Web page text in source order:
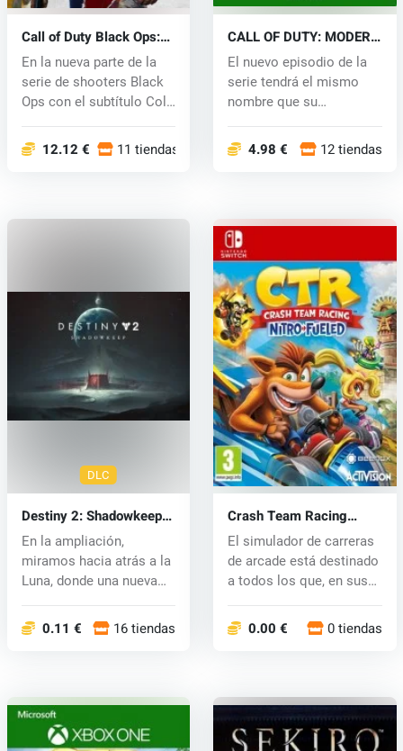
Call of Duty Black Ops:
Cold War (Xbox One) key
En la nueva parte de la
serie de shooters Black
Ops con el subtítulo Cold
12.12 € 11 tiendas
CALL OF DUTY: MODERN
WARFARE (Xbox One)
key
El nuevo episodio de la
serie tendrá el mismo
nombre que su
4.98 € 12 tiendas
DLC
Destiny 2: Shadowkeep
(PC) CD key
En la ampliación,
miramos hacia atrás a la
Luna, donde una nueva
0.11 € 16 tiendas
Crash Team Racing
Nitro-Fueled (Switch) key
El simulador de carreras
de arcade está destinado
a todos los que, en sus
0.00 € 0 tiendas